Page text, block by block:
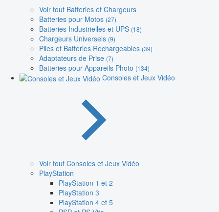
Voir tout Batteries et Chargeurs
Batteries pour Motos (27)
Batteries Industrielles et UPS (18)
Chargeurs Universels (9)
Piles et Batteries Rechargeables (39)
Adaptateurs de Prise (7)
Batteries pour Appareils Photo (134)
Consoles et Jeux Vidéo
Voir tout Consoles et Jeux Vidéo
PlayStation
PlayStation 1 et 2
PlayStation 3
PlayStation 4 et 5